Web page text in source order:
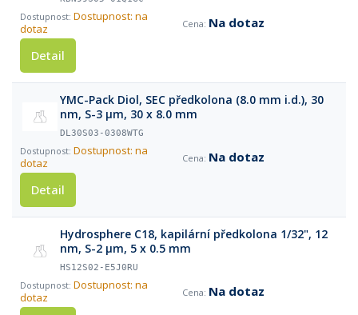
Dostupnost: na
dotaz
Na dotaz
Detail
YMC-Pack Diol, SEC předkolona (8.0 mm i.d.), 30
nm, S-3 µm, 30 x 8.0 mm
DL30S03-0308WTG
Dostupnost: na
dotaz
Na dotaz
Detail
Hydrosphere C18, kapilární předkolona 1/32", 12
nm, S-2 µm, 5 x 0.5 mm
HS12S02-E5J0RU
Dostupnost: na
dotaz
Na dotaz